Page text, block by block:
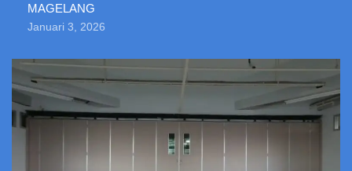
MAGELANG
Januari 3, 2026